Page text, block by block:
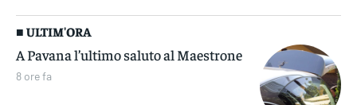
■ ULTIM'ORA
A Pavana l’ultimo saluto al Maestrone
8 ore fa